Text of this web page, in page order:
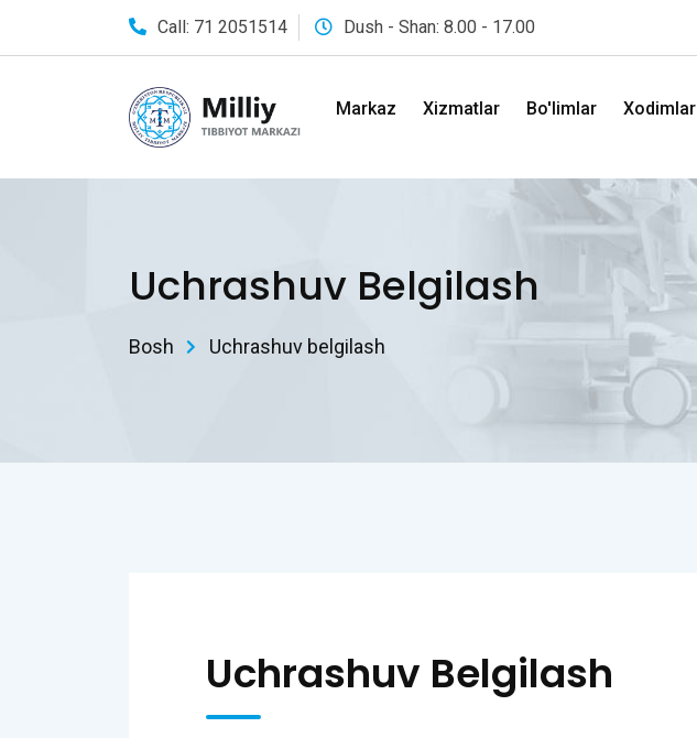
Call: 71 2051514 Dush - Shan: 8.00 - 17.00
Markaz Xizmatlar Bo'limlar Xodimlar
Uchrashuv Belgilash
Bosh Uchrashuv belgilash
Uchrashuv Belgilash